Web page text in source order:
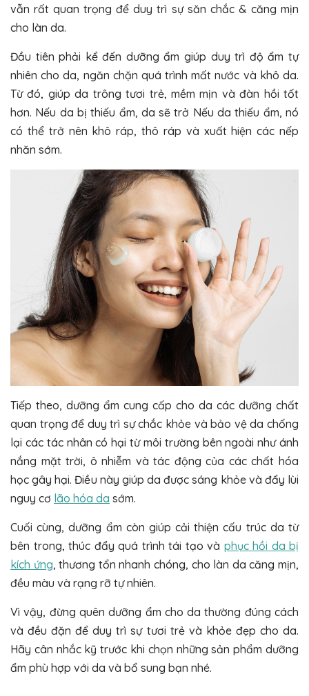
vẫn rất quan trọng để duy trì sự săn chắc & căng mịn
cho làn da.
Đầu tiên phải kể đến dưỡng ẩm giúp duy trì độ ẩm tự
nhiên cho da, ngăn chặn quá trình mất nước và khô da.
Từ đó, giúp da trông tươi trẻ, mềm mịn và đàn hồi tốt
hơn. Nếu da bị thiếu ẩm, da sẽ trở Nếu da thiếu ẩm, nó
có thể trở nên khô ráp, thô ráp và xuất hiện các nếp
nhăn sớm.
Tiếp theo, dưỡng ẩm cung cấp cho da các dưỡng chất
quan trọng để duy trì sự chắc khỏe và bảo vệ da chống
lại các tác nhân có hại từ môi trường bên ngoài như ánh
nắng mặt trời, ô nhiễm và tác động của các chất hóa
học gây hại. Điều này giúp da được sáng khỏe và đẩy lùi
nguy cơ lão hóa da sớm.
Cuối cùng, dưỡng ẩm còn giúp cải thiện cấu trúc da từ
bên trong, thúc đẩy quá trình tái tạo và phục hồi da bị
kích ứng, thương tổn nhanh chóng, cho làn da căng mịn,
đều màu và rạng rỡ tự nhiên.
Vì vậy, đừng quên dưỡng ẩm cho da thường đúng cách
và đều đặn để duy trì sự tươi trẻ và khỏe đẹp cho da.
Hãy cân nhắc kỹ trước khi chọn những sản phẩm dưỡng
ẩm phù hợp với da và bổ sung bạn nhé.